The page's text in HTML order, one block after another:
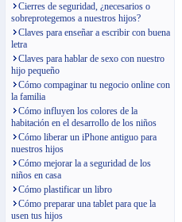
Cierres de seguridad, ¿necesarios o
sobreprotegemos a nuestros hijos?
Claves para enseñar a escribir con buena
letra
Claves para hablar de sexo con nuestro
hijo pequeño
Cómo compaginar tu negocio online con
la familia
Cómo influyen los colores de la
habitación en el desarrollo de los niños
Cómo liberar un iPhone antiguo para
nuestros hijos
Cómo mejorar la a seguridad de los
niños en casa
Cómo plastificar un libro
Cómo preparar una tablet para que la
usen tus hijos